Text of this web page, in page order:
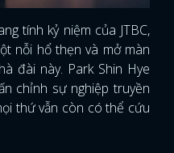
tính kỷ niệm của JTBC,
nỗi hổ thẹn và mở màn
đài này. Park Shin Hye
chỉnh sự nghiệp truyền
thứ vẫn còn có thể cứu